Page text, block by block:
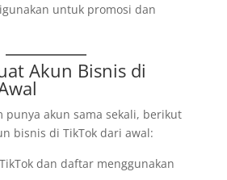
untuk promosi dan
Akun Bisnis di
punya akun sama sekali, berikut
bisnis di TikTok dari awal:
dan daftar menggunakan